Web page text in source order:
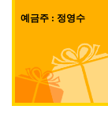
예금주 : 정영수